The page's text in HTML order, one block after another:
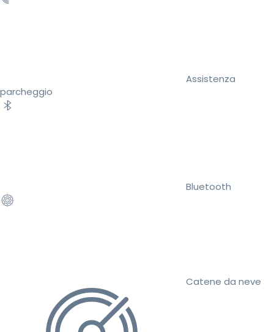
Assistenza
parcheggio
Bluetooth
Catene da neve